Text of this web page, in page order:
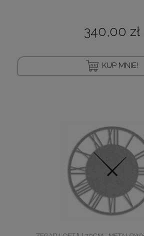
340,00 zł
KUP MNIE!